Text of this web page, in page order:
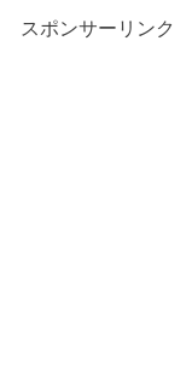
スポンサーリンク